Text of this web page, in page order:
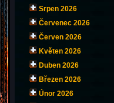
Srpen 2026
Červenec 2026
Červen 2026
Květen 2026
Duben 2026
Březen 2026
Únor 2026